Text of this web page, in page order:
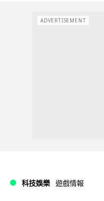
ADVERTISEMENT
科技娛樂 遊戲情報